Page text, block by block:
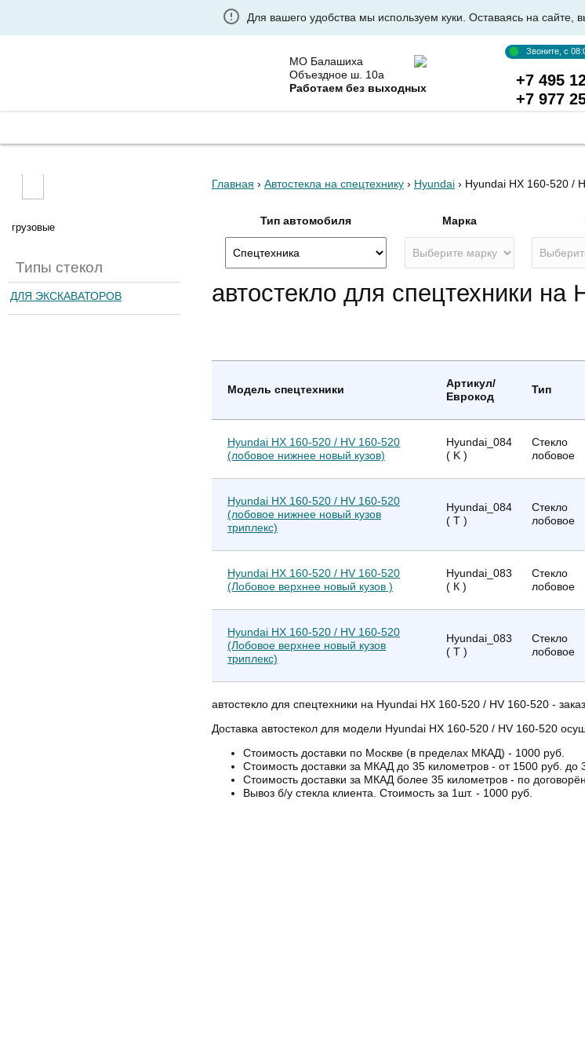
Для вашего удобства мы используем куки. Оставаясь на сайте,
МО Балашиха
Объездное ш. 10а
Работаем без выходных
Звоните, с
+7 495
+7 977
грузовые
Типы стекол
ДЛЯ ЭКСКАВАТОРОВ
Главная › Автостекла на спецтехнику › Hyundai › Hyundai HX 160-520 /
Тип автомобиля Марка
автостекло для спецтехники
Модель спецтехники
Артикул/
Еврокод
Тип
Hyundai HX 160-520 / HV 160-520
(лобовое нижнее новый кузов)
Hyundai_084
( K )
Стекло
лобовое
Hyundai HX 160-520 / HV 160-520
(лобовое нижнее новый кузов
триплекс)
Hyundai_084
( T )
Стекло
лобовое
Hyundai HX 160-520 / HV 160-520
(Лобовое верхнее новый кузов )
Hyundai_083
( К )
Стекло
лобовое
Hyundai HX 160-520 / HV 160-520
(Лобовое верхнее новый кузов
триплекс)
Hyundai_083
( T )
Стекло
лобовое
автостекло для спецтехники на Hyundai HX 160-520 / HV 160-520 -
Доставка автостекол для модели Hyundai HX 160-520 / HV 160-520
Стоимость доставки по Москве (в пределах МКАД) - 1000 руб.
Стоимость доставки за МКАД до 35 километров - от 1500 руб. до
Стоимость доставки за МКАД более 35 километров - по
Вывоз б/у стекла клиента. Стоимость за 1шт. - 1000 руб.